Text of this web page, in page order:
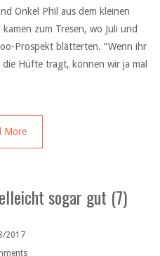
Onkel Phil aus dem kleinen
zum Tresen, wo Juli und
Prospekt blätterten. “Wenn ihr
Hüfte tragt, können wir ja mal
More
sogar gut (7)
2017